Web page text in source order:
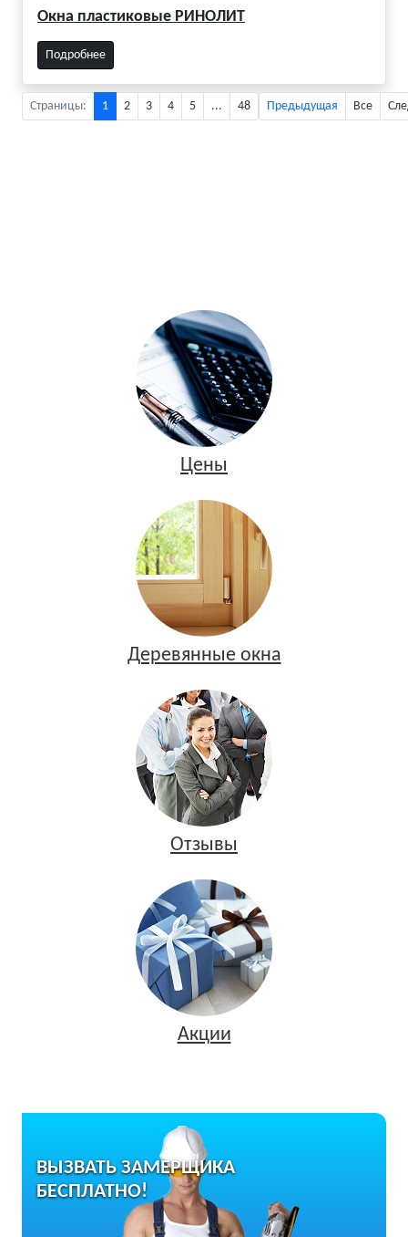
Окна пластиковые РИНОЛИТ
Подробнее
Страницы: 1 2 3 4 5 ... 48 Предыдущая Все
Цены
Деревянные окна
Отзывы
Акции
ВЫЗВАТЬ ЗАМЕРЩИКА
БЕСПЛАТНО!